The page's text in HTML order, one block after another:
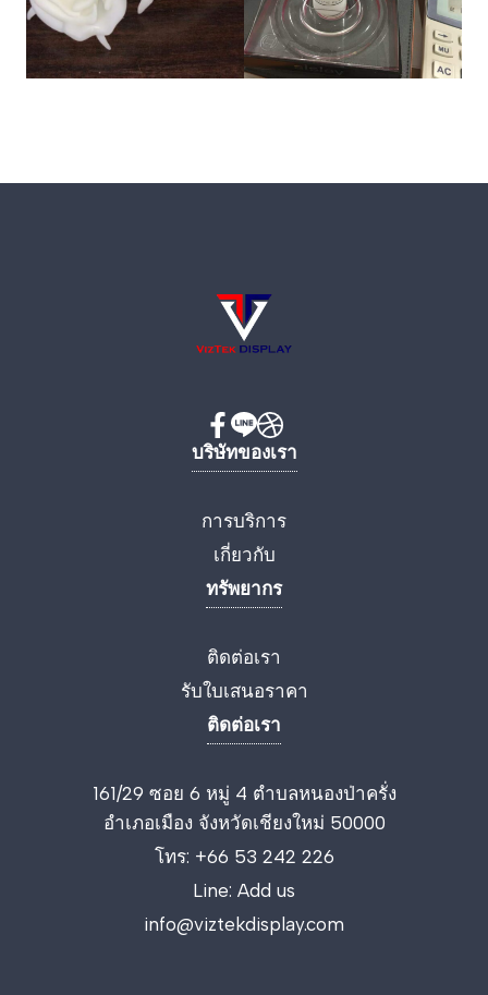
บริษัทของเรา
การบริการ
เกี่ยวกับ
ทรัพยากร
ติดต่อเรา
รับใบเสนอราคา
ติดต่อเรา
161/29 ซอย 6 หมู่ 4 ตำบลหนองป่าครั่ง
อำเภอเมือง จังหวัดเชียงใหม่ 50000
โทร: +66 53 242 226
Line: Add us
info@viztekdisplay.com